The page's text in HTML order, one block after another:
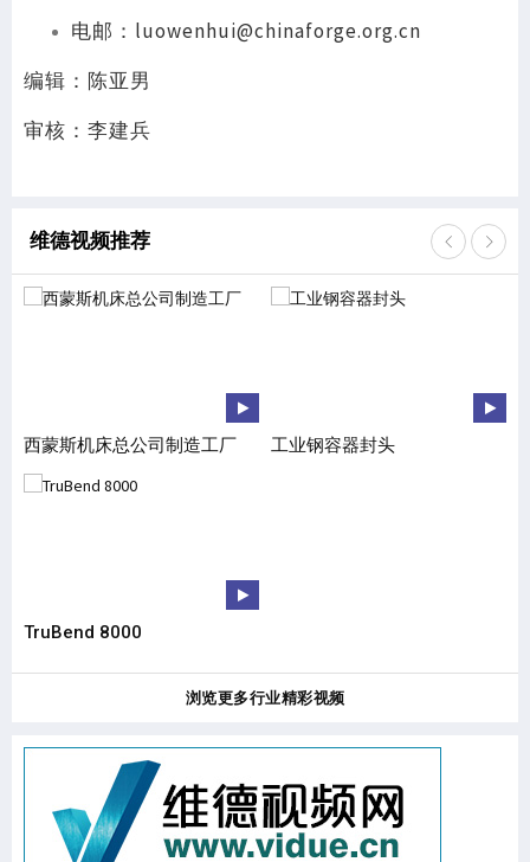
电邮：luowenhui@chinaforge.org.cn
编辑：陈亚男
审核：李建兵
维德视频推荐
西蒙斯机床总公司制造工厂 工业钢容器封头
TruBend 8000
浏览更多行业精彩视频